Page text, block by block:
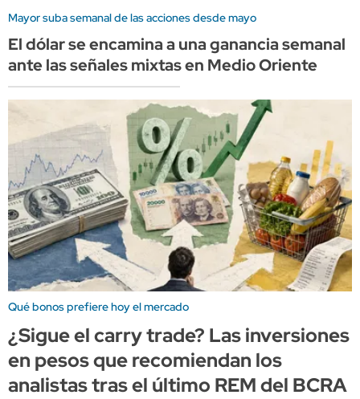
Mayor suba semanal de las acciones desde mayo
El dólar se encamina a una ganancia semanal
ante las señales mixtas en Medio Oriente
Qué bonos prefiere hoy el mercado
¿Sigue el carry trade? Las inversiones
en pesos que recomiendan los
analistas tras el último REM del BCRA